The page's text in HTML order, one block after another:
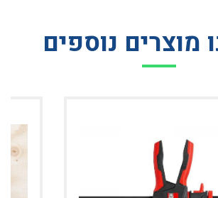
מוצרים נוספים